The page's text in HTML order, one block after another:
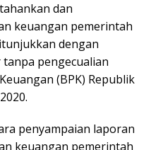
dan
keuangan pemerintah
dengan
pengecualian
(BPK) Republik
penyampaian laporan
keuangan pemerintah